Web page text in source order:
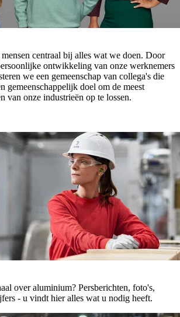
centraal bij alles wat we doen. Door
ontwikkeling van onze werknemers
we een gemeenschap van collega's die
gemeenschappelijk doel om de meest
van onze industrieën op te lossen.
over aluminium? Persberichten, foto's,
- u vindt hier alles wat u nodig heeft.